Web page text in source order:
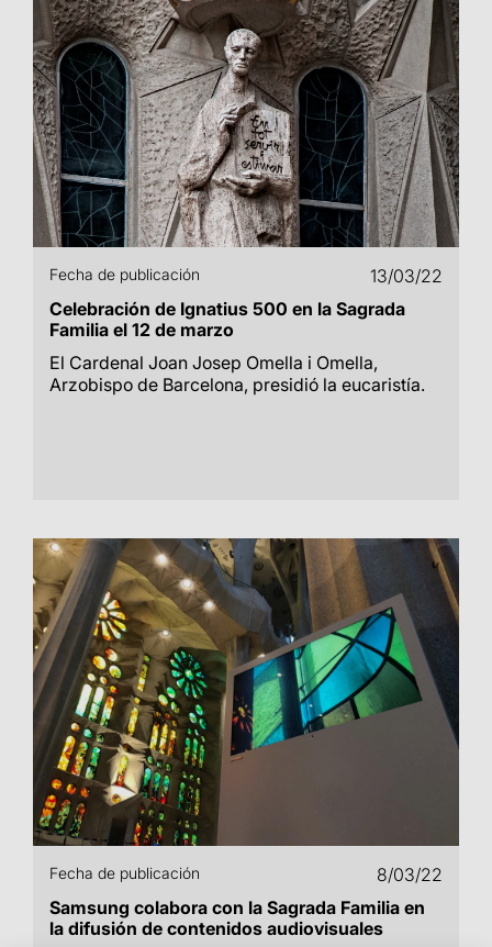
Fecha de publicación
13/03/22
Celebración de Ignatius 500 en la Sagrada
Familia el 12 de marzo
El Cardenal Joan Josep Omella i Omella,
Arzobispo de Barcelona, presidió la eucaristía.
Fecha de publicación
8/03/22
Samsung colabora con la Sagrada Familia en
la difusión de contenidos audiovisuales